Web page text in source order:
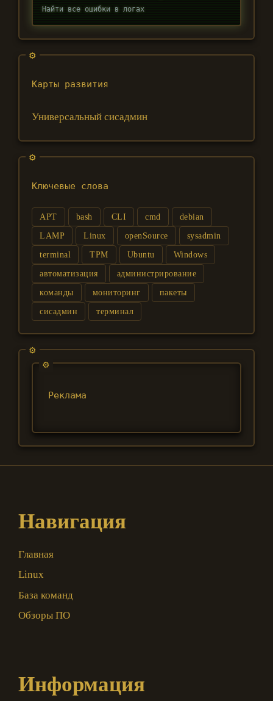
Найти все ошибки в логах
Карты развития
Универсальный сисадмин
Ключевые слова
APT bash CLI cmd debian
LAMP Linux openSource sysadmin
terminal TPM Ubuntu Windows
автоматизация администрирование
команды мониторинг пакеты
сисадмин терминал
Реклама
Навигация
Главная
Linux
База команд
Обзоры ПО
Информация